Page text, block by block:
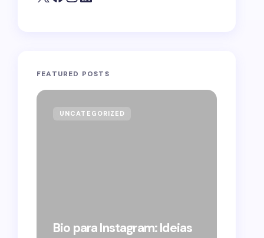
FEATURED POSTS
UNCATEGORIZED
Bio para Instagram: Ideias